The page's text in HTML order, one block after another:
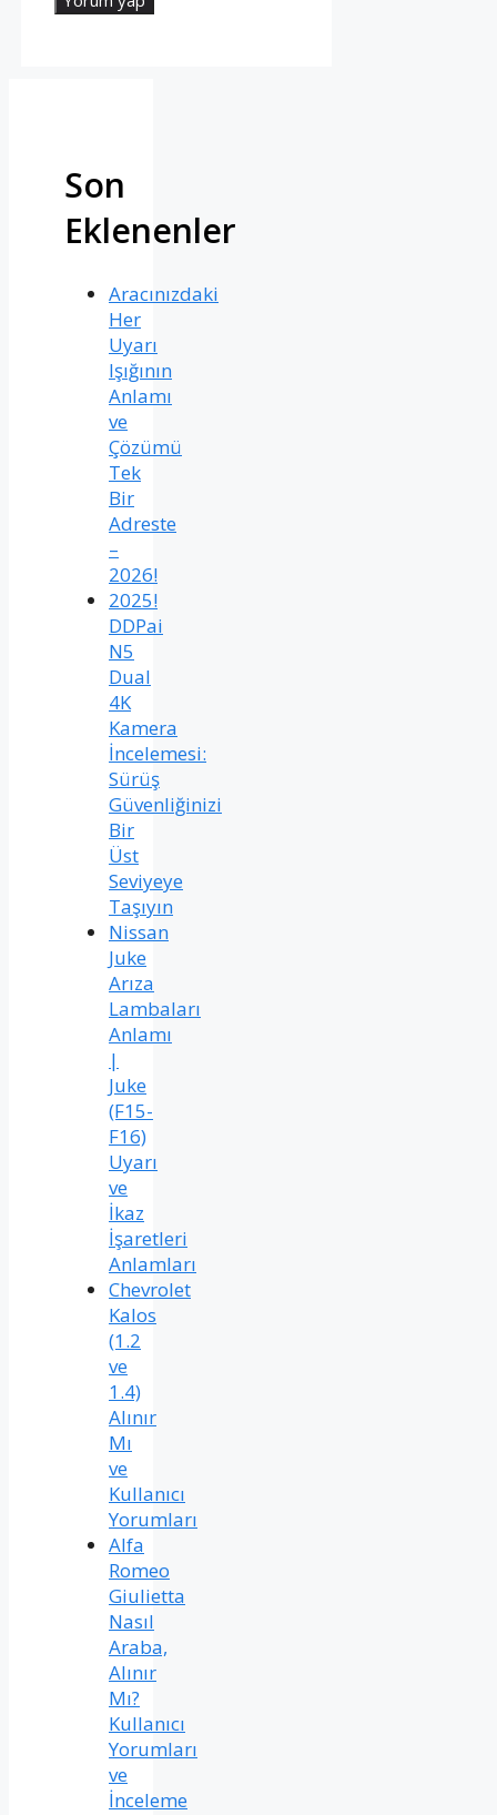
Son
Eklenenler
Aracınızdaki
Her
Uyarı
Işığının
Anlamı
ve
Çözümü
Tek
Bir
Adreste
–
2026!
2025!
DDPai
N5
Dual
4K
Kamera
İncelemesi:
Sürüş
Güvenliğinizi
Bir
Üst
Seviyeye
Taşıyın
Nissan
Juke
Arıza
Lambaları
Anlamı
|
Juke
(F15-
F16)
Uyarı
ve
İkaz
İşaretleri
Anlamları
Chevrolet
Kalos
(1.2
ve
1.4)
Alınır
Mı
ve
Kullanıcı
Yorumları
Alfa
Romeo
Giulietta
Nasıl
Araba,
Alınır
Mı?
Kullanıcı
Yorumları
ve
İnceleme